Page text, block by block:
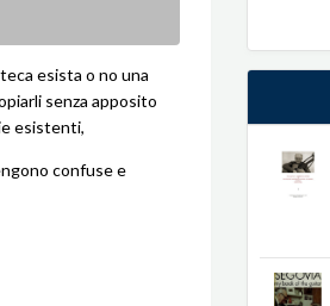
esista o no una
senza apposito
esistenti,
confuse e